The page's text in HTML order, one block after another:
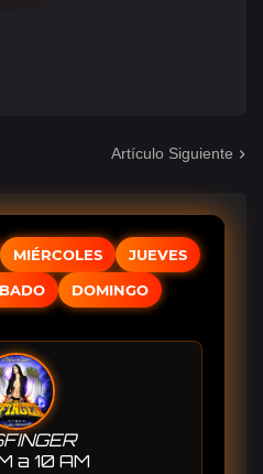
Artículo Siguiente
MIÉRCOLES
JUEVES
DOMINGO
a 10 AM